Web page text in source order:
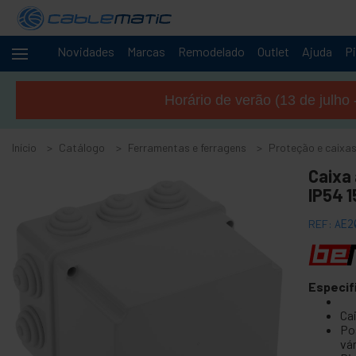
Novidades Marcas Remodelado Outlet Ajuda
Cabos +
servidores
Fotografia
Horário de verão (13 de
Início Catálogo Ferramentas e ferragens Proteção e
IP54
REF: